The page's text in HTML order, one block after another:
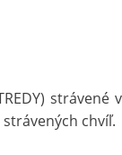
strávené v
chvíľ.